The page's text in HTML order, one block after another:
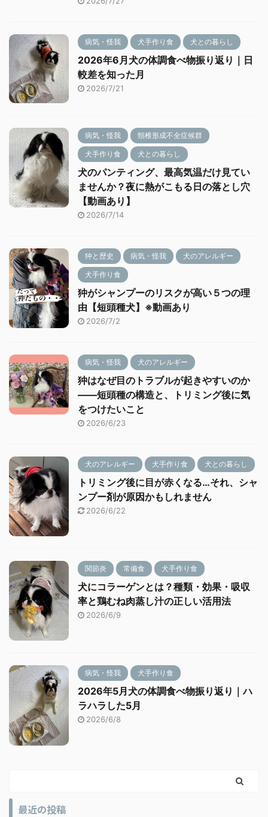
病気・怪我 犬手作り食 犬との暮らし
2026年6月犬の体調食べ物振り返り｜日
較差を知った月
2026/7/21
病気・怪我 頸椎形成不全症候群
犬手作り食 犬との暮らし
犬のパンティング、最高気温だけ見てい
ませんか？夜に熱がこもる日の落とし穴
【動画あり】
2026/7/14
狆と歴史 病気・怪我 犬のアレルギー
犬手作り食
狆がシャンプーのリスクが高い５つの理
由【短頭種犬】※動画あり
2026/7/2
病気・怪我 犬のアレルギー
狆はなぜ目のトラブルが起きやすいのか
——短頭種の構造と、トリミング後に気
をつけたいこと
2026/6/23
犬のアレルギー 犬手作り食 犬との暮らし
トリミング後に目が赤くなる…それ、シャ
ンプー剤が原因かもしれません
2026/6/22
関節炎 常備食 犬手作り食
犬にコラーゲンとは？種類・効果・吸収
率と鶏むね肉蒸し汁の正しい活用法
2026/6/9
病気・怪我 犬手作り食
2026年5月犬の体調食べ物振り返り｜ハ
ラハラした5月
2026/6/8
最近の投稿